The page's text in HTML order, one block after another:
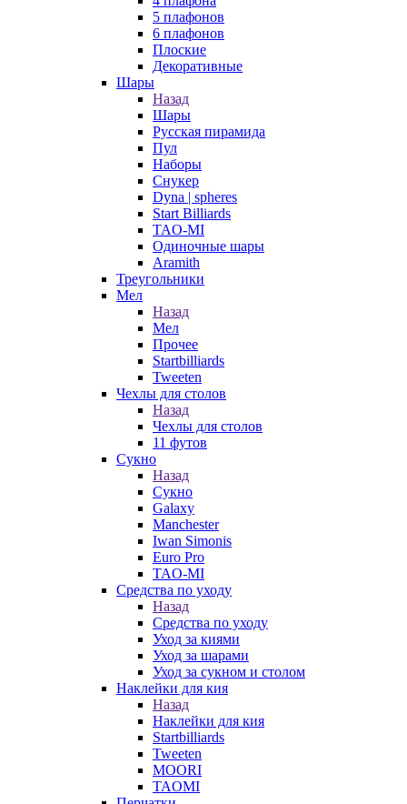
5 плафонов
6 плафонов
Плоские
Декоративные
Шары
Назад
Шары
Русская пирамида
Пул
Наборы
Снукер
Dyna | spheres
Start Billiards
TAO-MI
Одиночные шары
Aramith
Треугольники
Мел
Назад
Мел
Прочее
Startbilliards
Tweeten
Чехлы для столов
Назад
Чехлы для столов
11 футов
Сукно
Назад
Сукно
Galaxy
Manchester
Iwan Simonis
Euro Pro
TAO-MI
Средства по уходу
Назад
Средства по уходу
Уход за киями
Уход за шарами
Уход за сукном и столом
Наклейки для кия
Назад
Наклейки для кия
Startbilliards
Tweeten
MOORI
TAOMI